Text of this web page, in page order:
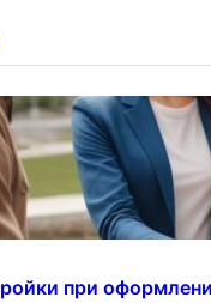
при